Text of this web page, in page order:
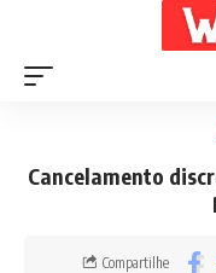
Cancelamento
Compartilhe